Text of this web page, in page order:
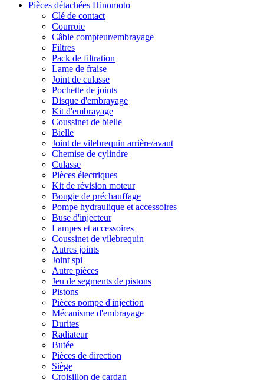
Pièces détachées Hinomoto
Clé de contact
Courroie
Câble compteur/embrayage
Filtres
Pack de filtration
Lame de fraise
Joint de culasse
Pochette de joints
Disque d'embrayage
Kit d'embrayage
Coussinet de bielle
Bielle
Joint de vilebrequin arrière/avant
Chemise de cylindre
Culasse
Pièces électriques
Kit de révision moteur
Bougie de préchauffage
Pompe hydraulique et accessoires
Buse d'injecteur
Lampes et accessoires
Coussinet de vilebrequin
Autres joints
Joint spi
Autre pièces
Jeu de segments de pistons
Pistons
Pièces pompe d'injection
Mécanisme d'embrayage
Durites
Radiateur
Butée
Pièces de direction
Siège
Croisillon de cardan